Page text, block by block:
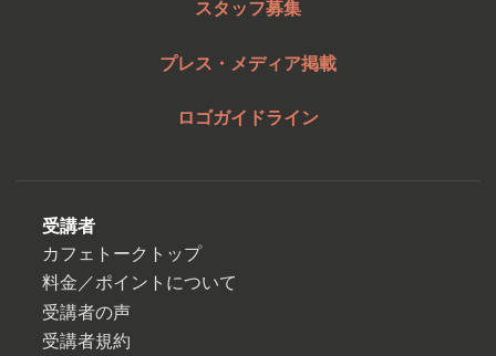
スタッフ募集
プレス・メディア掲載
ロゴガイドライン
受講者
カフェトークトップ
料金／ポイントについて
受講者の声
受講者規約